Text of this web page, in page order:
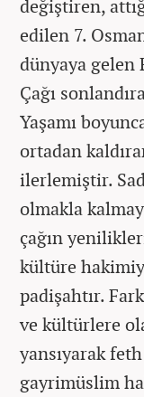
değiştiren,
edilen 7.
dünyaya gelen
Çağı
Yaşamı
ortadan
ilerlemiştir.
olmakla
çağın
kültüre
padişahtır.
ve kültürlere
yansıyarak
gayrimüslim